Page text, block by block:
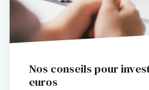
Nos conseils pour
euros